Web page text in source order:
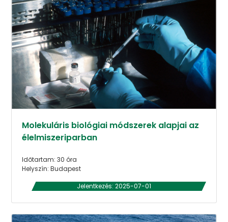
Molekuláris biológiai módszerek alapjai az
élelmiszeriparban
Időtartam: 30 óra
Helyszín: Budapest
Jelentkezés: 2025-07-01